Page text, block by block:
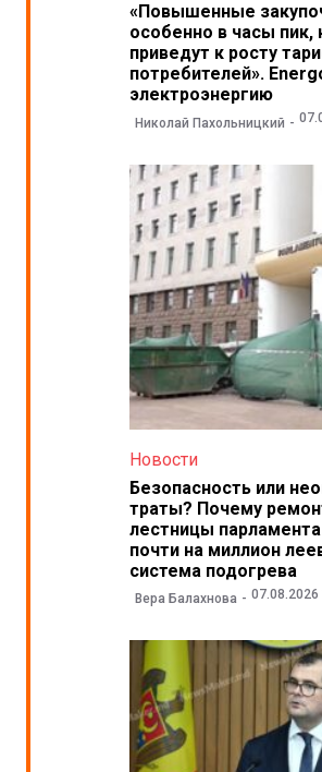
«Повышенные
особенно в часы пик,
приведут к росту
потребителей».
электроэнергию
Николай Пахольницкий
Новости
Безопасность или
траты? Почему
лестницы
почти на миллион
система подогрева
Вера Балахнова 07.08.2026